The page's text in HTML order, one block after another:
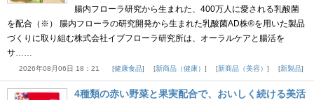
腸内フローラ研究から生まれた、400万人に愛される乳酸菌
を配合（※） 腸内フローラの研究開発から生まれた乳酸菌AD株®を用いた製品
づくりに取り組む株式会社イブフローラ研究所は、オーラルケアと腸活を
サ……
2026年08月06日 18：21 健康食品 新商品（健康） 新商品（美容） 新製品
4種類の赤い野菜と果実配合で、おいしく続ける美活